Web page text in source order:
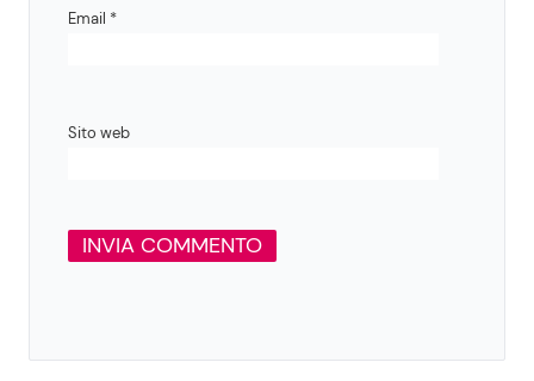
Email *
Sito web